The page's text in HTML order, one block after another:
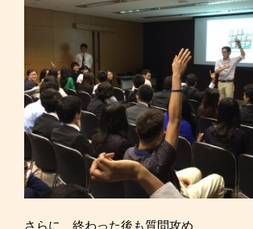
さらに、終わった後も質問攻め